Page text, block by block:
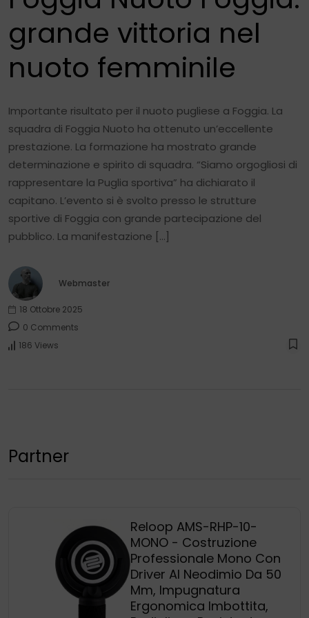
grande vittoria nel
nuoto femminile
Importante risultato per il nuoto pugliese a Foggia. La
squadra di Foggia Nuoto ha ottenuto un’eccellente
prestazione. La formazione ha mostrato grande
determinazione e spirito di squadra. “Siamo orgogliosi di
rappresentare la Puglia sportiva” ha dichiarato il
capitano. L’evento si è svolto presso le strutture
sportive di Foggia con grande partecipazione del
pubblico. La manifestazione […]
Webmaster
18 Ottobre 2025
0 Comments
186 Views
Partner
Reloop AMS-RHP-10-
MONO - Costruzione
Professionale Mono Con
Driver Al Neodimio Da 50
Mm, Impugnatura
Ergonomica Imbottita,